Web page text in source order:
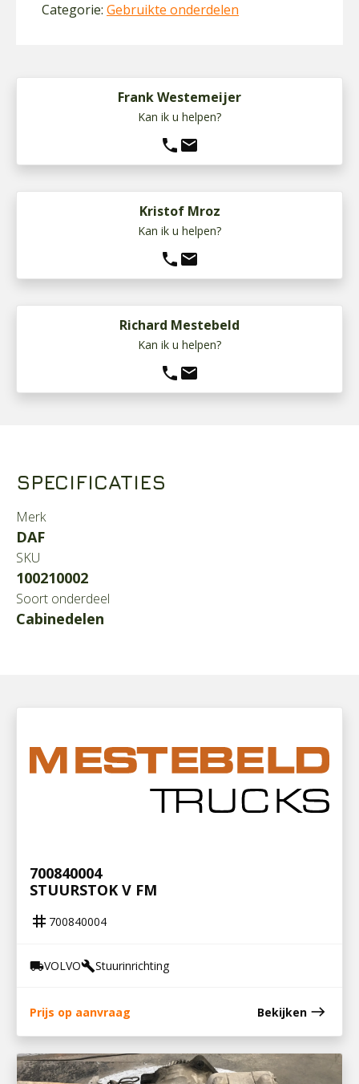
Categorie: Gebruikte onderdelen
Frank Westemeijer
Kan ik u helpen?
phone mail
Kristof Mroz
Kan ik u helpen?
phone mail
Richard Mestebeld
Kan ik u helpen?
phone mail
SPECIFICATIES
Merk
DAF
SKU
100210002
Soort onderdeel
Cabinedelen
700840004
STUURSTOK V FM
tag 700840004
local_shippingVOLVObuildStuurinrichting
Prijs op aanvraag Bekijken east